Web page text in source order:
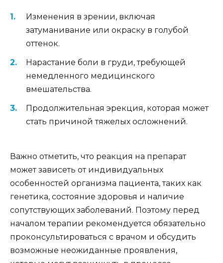
Изменения в зрении, включая
затуманивание или окраску в голубой
оттенок.
Нарастание боли в груди, требующей
немедленного медицинского
вмешательства.
Продолжительная эрекция, которая может
стать причиной тяжелых осложнений.
Важно отметить, что реакция на препарат
может зависеть от индивидуальных
особенностей организма пациента, таких как
генетика, состояние здоровья и наличие
сопутствующих заболеваний. Поэтому перед
началом терапии рекомендуется обязательно
проконсультироваться с врачом и обсудить
возможные неожиданные проявления,